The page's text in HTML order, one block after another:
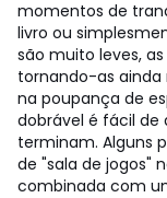
momentos de
livro ou
são muito leves,
tornando-as ainda
na poupança de
dobrável é fácil de
terminam. Alguns
de "sala de jogos"
combinada com